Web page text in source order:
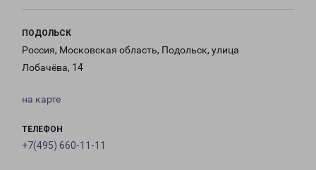
ПОДОЛЬСК
Россия, Московская область, Подольск, улица
Лобачёва, 14
на карте
ТЕЛЕФОН
+7(495) 660-11-11